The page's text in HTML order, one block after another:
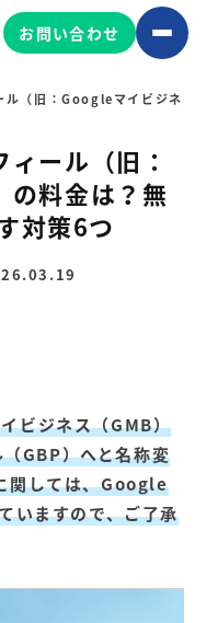
金融機関向け】マーケティ
グ
お問い合わせ
（旧：Googleマイビジネス
ール（旧：
料金は？無
対策6つ
ビジネス（GMB）
GBP）へと名称変
関しては、Google
いますので、ご了承